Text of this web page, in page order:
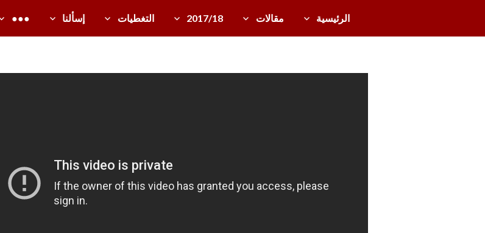
دل
ل
الرئيسية مقالات 2017/18 التغطيات إسألنا ●●●